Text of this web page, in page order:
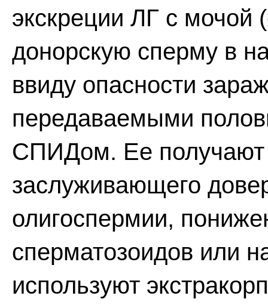
экскреции ЛГ с
донорскую сперму в
ввиду опасности
передаваемыми
СПИДом. Ее получают
заслуживающего
олигоспермии,
сперматозоидов или
используют